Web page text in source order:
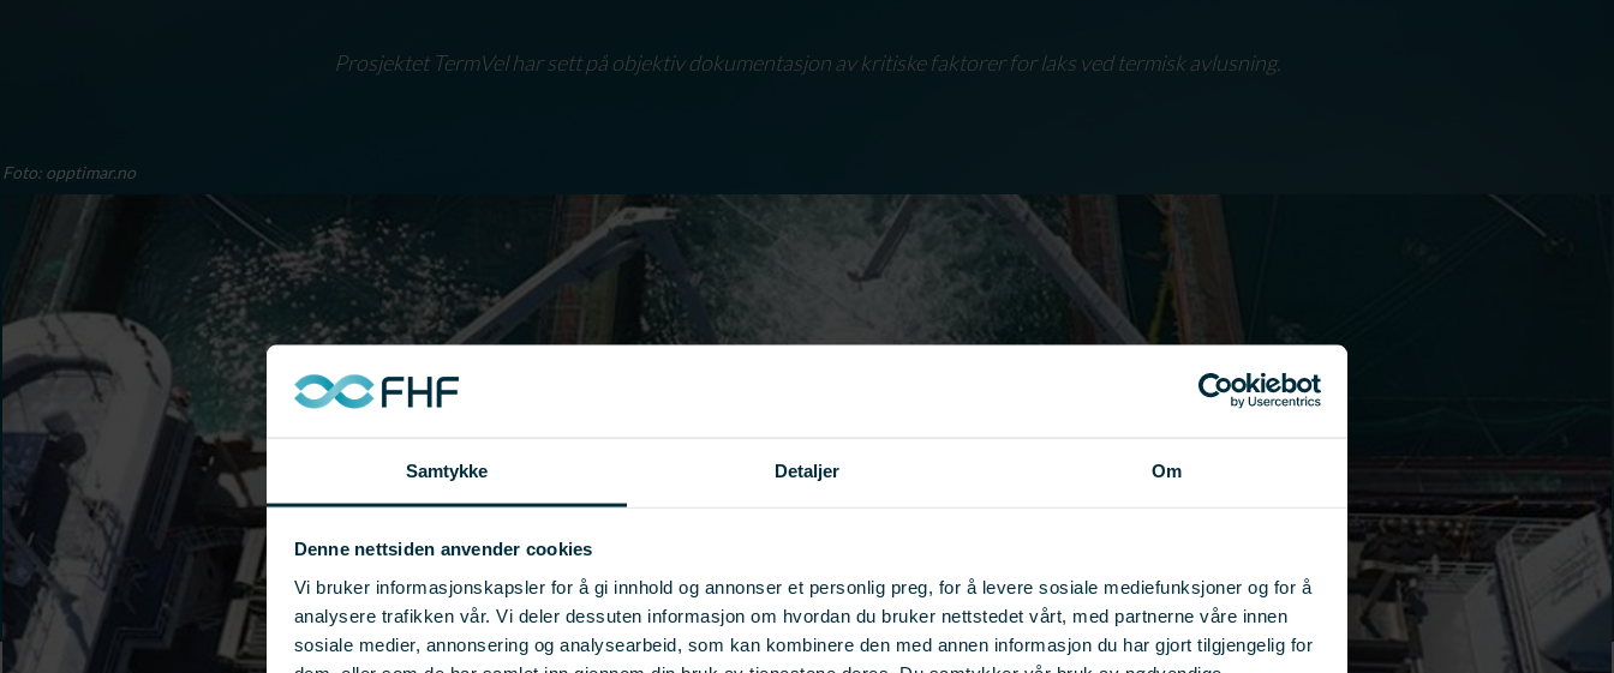
Samtykke Detaljer Om
Denne nettsiden anvender cookies
Vi bruker informasjonskapsler for å gi innhold og annonser et personlig preg, for å levere sosiale mediefunksjoner og for å
analysere trafikken vår. Vi deler dessuten informasjon om hvordan du bruker nettstedet vårt, med partnerne våre innen
sosiale medier, annonsering og analysearbeid, som kan kombinere den med annen informasjon du har gjort tilgjengelig for
Prosjektet TermVel har sett på objektiv dokumentasjon av kritiske faktorer for laks ved termisk avlusning.
Foto: opptimar.no